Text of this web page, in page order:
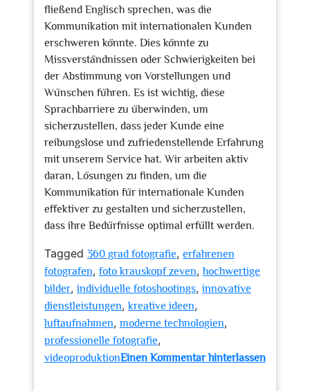
fließend Englisch sprechen, was die
Kommunikation mit internationalen Kunden
erschweren könnte. Dies könnte zu
Missverständnissen oder Schwierigkeiten bei
der Abstimmung von Vorstellungen und
Wünschen führen. Es ist wichtig, diese
Sprachbarriere zu überwinden, um
sicherzustellen, dass jeder Kunde eine
reibungslose und zufriedenstellende Erfahrung
mit unserem Service hat. Wir arbeiten aktiv
daran, Lösungen zu finden, um die
Kommunikation für internationale Kunden
effektiver zu gestalten und sicherzustellen,
dass ihre Bedürfnisse optimal erfüllt werden.
Tagged 360 grad fotografie, erfahrenen
fotografen, foto krauskopf zeven,hochwertige
bilder, individuelle fotoshootings, innovative
dienstleistungen,kreative ideen,
luftaufnahmen, moderne technologien,
professionelle fotografie,
videoproduktionEinen Kommentar hinterlassen